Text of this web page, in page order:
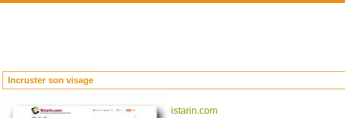
Incruster son visage
istarin.com